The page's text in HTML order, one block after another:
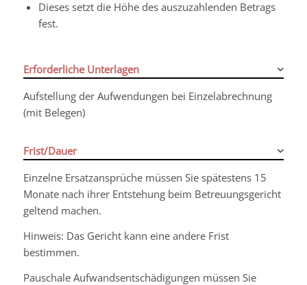
Dieses setzt die Höhe des auszuzahlenden Betrags
fest.
Erforderliche Unterlagen
Aufstellung der Aufwendungen bei Einzelabrechnung
(mit Belegen)
Frist/Dauer
Einzelne Ersatzansprüche müssen Sie spätestens 15
Monate nach ihrer Entstehung beim Betreuungsgericht
geltend machen.
Hinweis: Das Gericht kann eine andere Frist
bestimmen.
Pauschale Aufwandsentschädigungen müssen Sie